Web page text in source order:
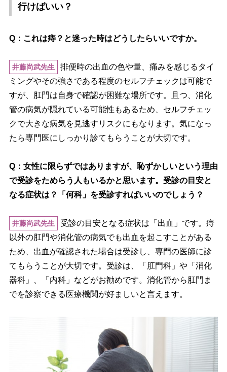
行けばいい？
Q：これは痔？と迷った時はどうしたらいいですか。
井藤尚武先生
排便時の出血の色や量、痛みを感じるタイ
ミングやその強さである程度のセルフチェックは可能で
すが、肛門は自身で確認が困難な場所です。且つ、消化
管の病気が隠れている可能性もあるため、セルフチェッ
クで大きな病気を見逃すリスクにもなります。気になっ
たら専門医にしっかり診てもらうことが大切です。
Q：女性に限らずではありますが、恥ずかしいという理由
で受診をためらう人もいるかと思います。受診の目安と
なる症状は？「何科」を受診すればいいのでしょう？
井藤尚武先生
受診の目安となる症状は「出血」です。痔
以外の肛門や消化管の病気でも出血を起こすことがある
ため、出血が確認された場合は受診し、専門の医師に診
てもらうことが大切です。受診は、「肛門科」や「消化
器科」、「内科」などがお勧めです。消化管から肛門ま
でを診察できる医療機関が好ましいと言えます。